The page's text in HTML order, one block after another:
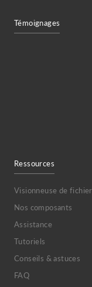
Témoignages
Ressources
Visionneuse de
Nos composants
Assistance
Tutoriels
Conseils & astuces
FAQ